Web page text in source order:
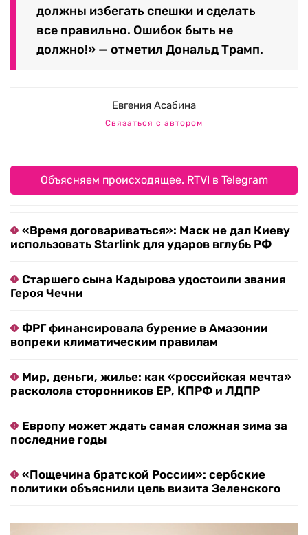
должны избегать спешки и сделать
все правильно. Ошибок быть не
должно!» — отметил Дональд Трамп.
Евгения Асабина
Связаться с автором
Объясняем происходящее. RTVI в Telegram
«Время договариваться»: Маск не дал Киеву
использовать Starlink для ударов вглубь РФ
Старшего сына Кадырова удостоили звания
Героя Чечни
ФРГ финансировала бурение в Амазонии
вопреки климатическим правилам
Мир, деньги, жилье: как «российская мечта»
расколола сторонников ЕР, КПРФ и ЛДПР
Европу может ждать самая сложная зима за
последние годы
«Пощечина братской России»: сербские
политики объяснили цель визита Зеленского